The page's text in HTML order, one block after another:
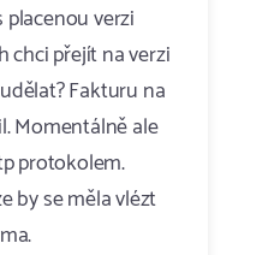
verzi
chci přejít na verzi
Fakturu na
Momentálně ale
protokolem.
by se měla vlézt